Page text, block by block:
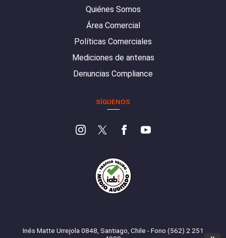
Quiénes Somos
Área Comercial
Políticas Comerciales
Mediciones de antenas
Denuncias Compliance
SÍGUENOS
Inés Matte Urrejola 0848, Santiago, Chile - Fono (562) 2 251